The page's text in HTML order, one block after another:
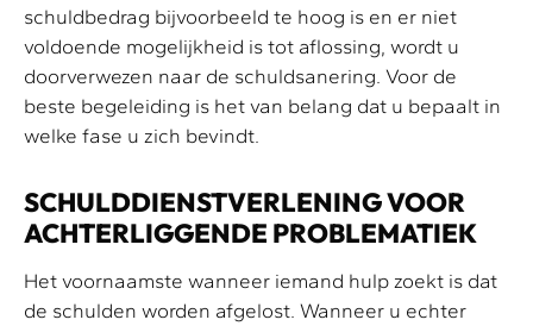
schuldbedrag bijvoorbeeld te hoog is en er niet
voldoende mogelijkheid is tot aflossing, wordt u
doorverwezen naar de schuldsanering. Voor de
beste begeleiding is het van belang dat u bepaalt in
welke fase u zich bevindt.
SCHULDDIENSTVERLENING VOOR
ACHTERLIGGENDE PROBLEMATIEK
Het voornaamste wanneer iemand hulp zoekt is dat
de schulden worden afgelost. Wanneer u echter